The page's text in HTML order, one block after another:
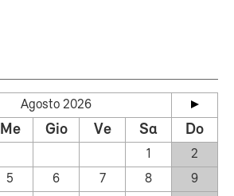
Agosto 2026
Me Gio Ve Sa Do
1
2
5 6 7 8
9